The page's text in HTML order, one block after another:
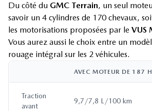
Du côté du GMC Terrain, un seul
savoir un 4 cylindres de 170 chevaux,
les motorisations proposées par le VUS
Vous aurez aussi le choix entre un
rouage intégral sur les 2 véhicules.
AVEC MOTEUR DE 187
Traction
avant
9,7/7,8 L/100 km